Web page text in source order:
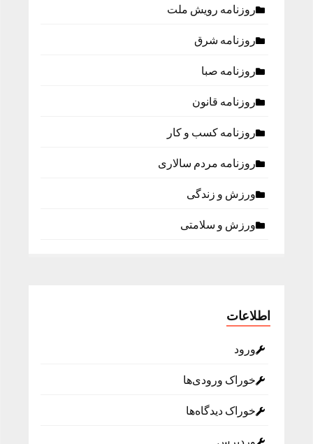
روزنامه رویش ملت
روزنامه شرق
روزنامه صبا
روزنامه قانون
روزنامه كسب و كار
روزنامه مردم سالاری
ورزش و زندگی
ورزش و سلامتی
اطلاعات
ورود
خوراک ورودی‌ها
خوراک دیدگاه‌ها
وردپرس